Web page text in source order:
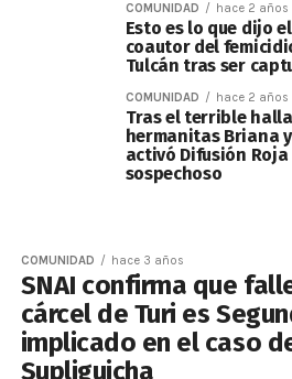
COMUNIDAD hace 2 años
Esto es lo que dijo
coautor del
Tulcán tras ser
COMUNIDAD hace 2 años
Tras el terrible
hermanitas Briana
activó Difusión
sospechoso
COMUNIDAD hace 3 años
SNAI confirma que
cárcel de Turi es
implicado en el caso
Supliguicha